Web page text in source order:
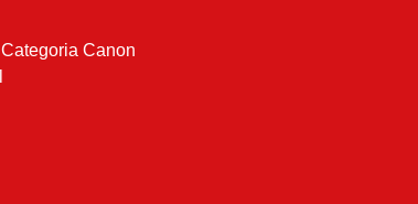
Categoria Canon